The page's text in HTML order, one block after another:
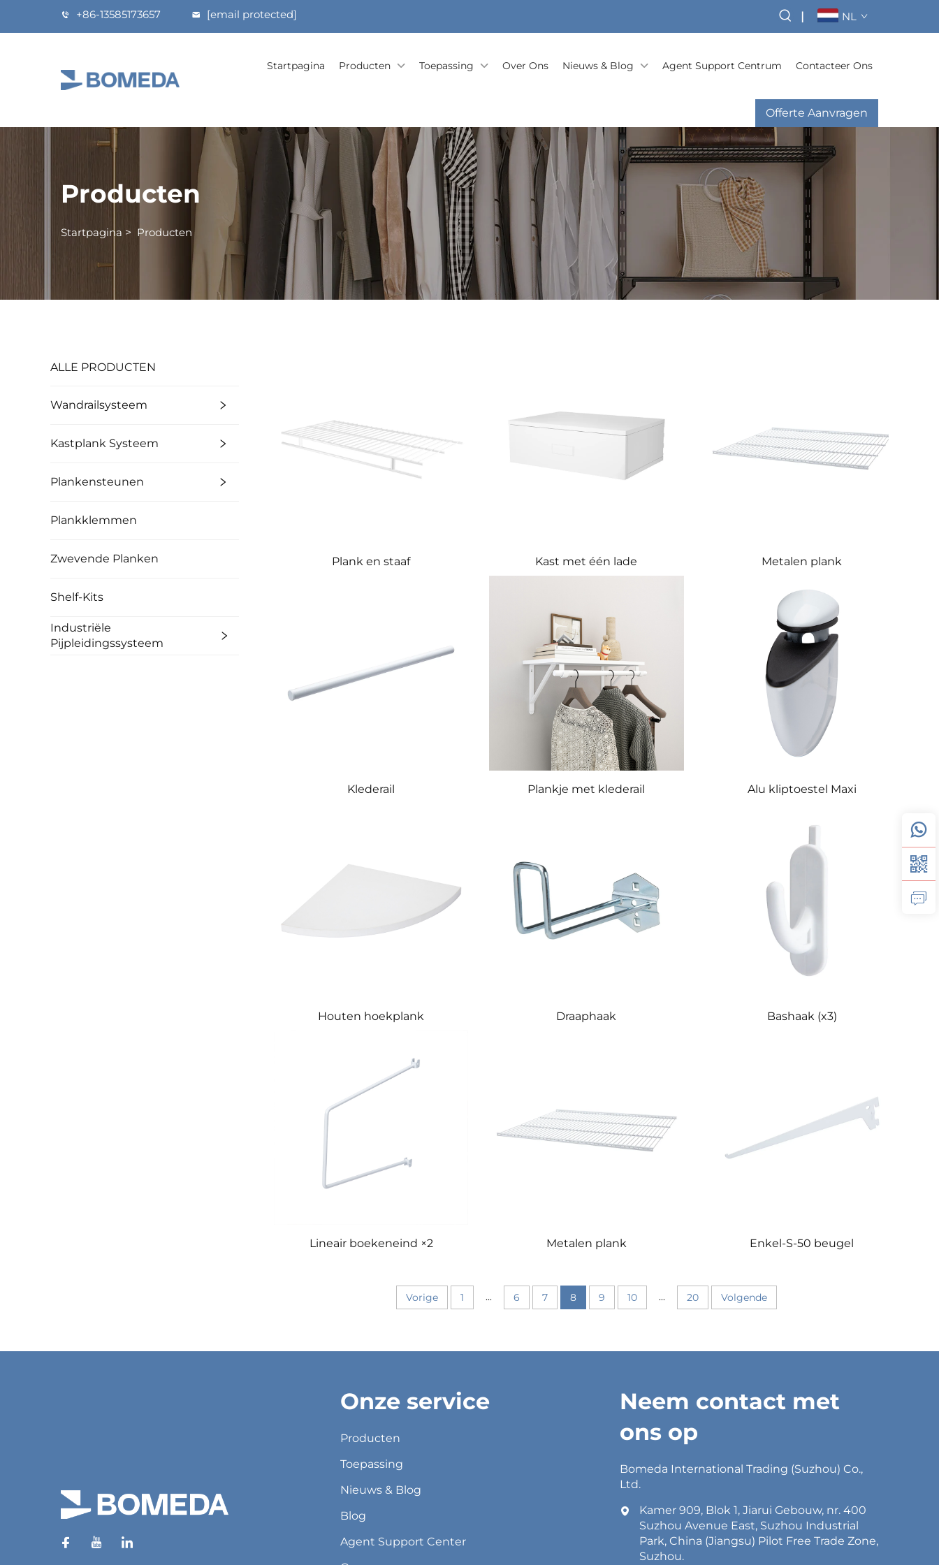
+86-13585173657 [email protected] | NL
Startpagina Producten Toepassing Over Ons Nieuws & Blog Agent Support Centrum Contacteer Ons
Offerte Aanvragen
Producten
Startpagina > Producten
ALLE PRODUCTEN
Wandrailsysteem
Kastplank Systeem
Plankensteunen
Plankklemmen
Zwevende Planken
Shelf-Kits
Industriële
Pijpleidingssysteem
Plank en staaf Kast met één lade Metalen plank
Klederail Plankje met klederail Alu kliptoestel Maxi
Houten hoekplank Draaphaak Bashaak (x3)
Lineair boekeneind ×2 Metalen plank Enkel-S-50 beugel
Vorige 1 ... 6 7 8 9 10 ... 20 Volgende
Onze service
Producten
Toepassing
Nieuws & Blog
Blog
Agent Support Center
Neem contact met
ons op
Bomeda International Trading (Suzhou) Co.,
Ltd.
Kamer 909, Blok 1, Jiarui Gebouw, nr. 400
Suzhou Avenue East, Suzhou Industrial
Park, China (Jiangsu) Pilot Free Trade Zone,
Suzhou.